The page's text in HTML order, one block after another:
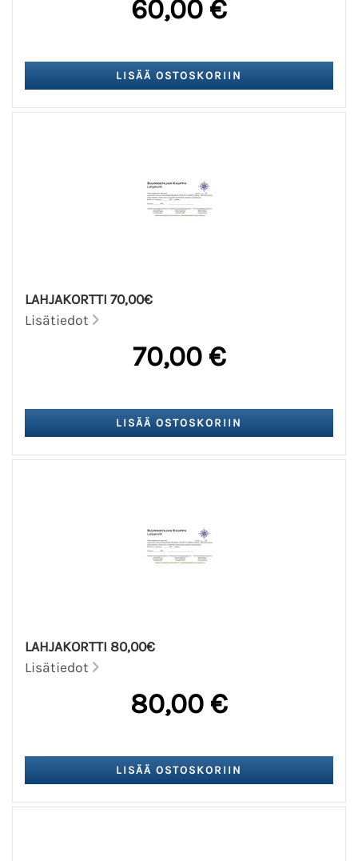
60,00 €
LAHJAKORTTI 70,00€
Lisätiedot
70,00 €
LAHJAKORTTI 80,00€
Lisätiedot
80,00 €